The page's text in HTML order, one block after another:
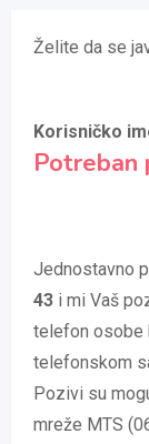
Želite da se
Korisničko
Potreban
Jednostavno
43 i mi Vaš
telefon osobe
telefonskom
Pozivi su
mreže MTS